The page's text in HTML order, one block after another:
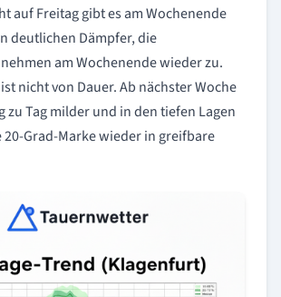
auf Freitag gibt es am Wochenende
deutlichen Dämpfer, die
am Wochenende wieder zu.
nicht von Dauer. Ab nächster Woche
zu Tag milder und in den tiefen Lagen
20-Grad-Marke wieder in greifbare